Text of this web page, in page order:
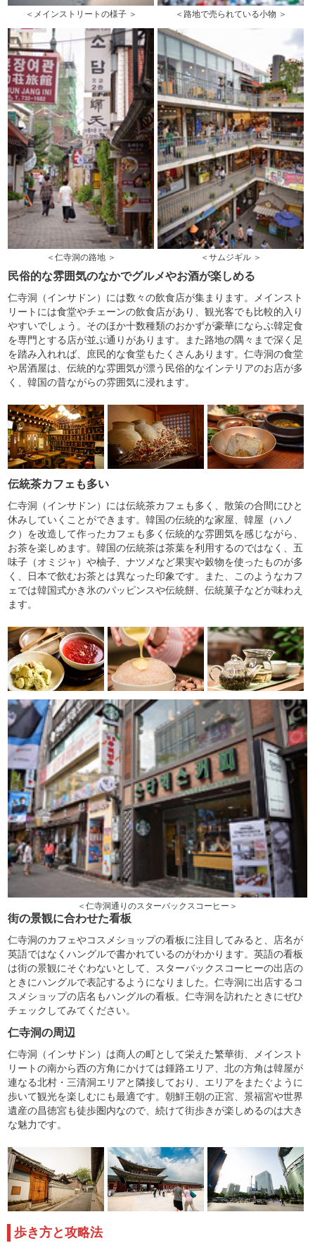
＜メインストリートの様子 ＞ ＜路地で売られている小物 ＞
＜仁寺洞の路地 ＞ ＜サムジギル ＞
民俗的な雰囲気のなかでグルメやお酒が楽しめる
仁寺洞（インサドン）には数々の飲食店が集まります。メインスト
リートには食堂やチェーンの飲食店があり、観光客でも比較的入り
やすいでしょう。そのほか十数種類のおかずが豪華にならぶ韓定食
を専門とする店が並ぶ通りがあります。また路地の隅々まで深く足
を踏み入れれば、庶民的な食堂もたくさんあります。仁寺洞の食堂
や居酒屋は、伝統的な雰囲気が漂う民俗的なインテリアのお店が多
く、韓国の昔ながらの雰囲気に浸れます。
伝統茶カフェも多い
仁寺洞（インサドン）には伝統茶カフェも多く、散策の合間にひと
休みしていくことができます。韓国の伝統的な家屋、韓屋（ハノ
ク）を改造して作ったカフェも多く伝統的な雰囲気を感じながら、
お茶を楽しめます。韓国の伝統茶は茶葉を利用するのではなく、五
味子（オミジャ）や柚子、ナツメなど果実や穀物を使ったものが多
く、日本で飲むお茶とは異なった印象です。また、このようなカフ
ェでは韓国式かき氷のパッピンスや伝統餅、伝統菓子などが味わえ
ます。
＜仁寺洞通りのスターバックスコーヒー＞
街の景観に合わせた看板
仁寺洞のカフェやコスメショップの看板に注目してみると、店名が
英語ではなくハングルで書かれているのがわかります。英語の看板
は街の景観にそぐわないとして、スターバックスコーヒーの出店の
ときにハングルで表記するようになりました。仁寺洞に出店するコ
スメショップの店名もハングルの看板。仁寺洞を訪れたときにぜひ
チェックしてみてください。
仁寺洞の周辺
仁寺洞（インサドン）は商人の町として栄えた繁華街、メインスト
リートの南から西の方角にかけては鍾路エリア、北の方角は韓屋が
連なる北村・三清洞エリアと隣接しており、エリアをまたぐように
歩いて観光を楽しむにも最適です。朝鮮王朝の正宮、景福宮や世界
遺産の昌徳宮も徒歩圏内なので、続けて街歩きが楽しめるのは大き
な魅力です。
歩き方と攻略法